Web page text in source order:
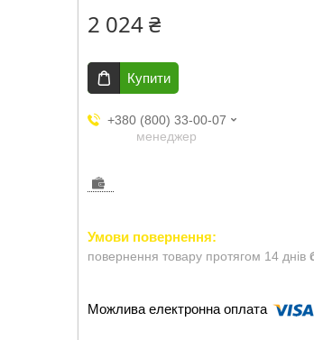
2 024 ₴
Купити
+380 (800) 33-00-07
менеджер
повернення товару протягом 14 днів